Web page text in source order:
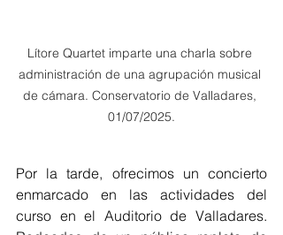
Lítore Quartet imparte una charla sobre
administración de una agrupación musical
de cámara. Conservatorio de Valladares,
01/07/2025.
Por la tarde, ofrecimos un concierto
enmarcado en las actividades del
curso en el Auditorio de Valladares.